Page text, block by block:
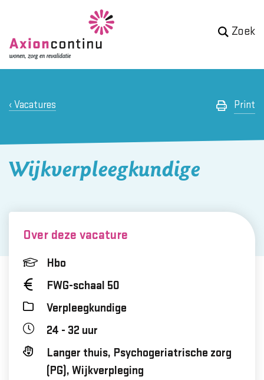
Zoek
Vacatures Print
Wijkverpleegkundige
Over deze vacature
Hbo
FWG-schaal 50
Verpleegkundige
24 - 32 uur
Langer thuis, Psychogeriatrische zorg
(PG), Wijkverpleging